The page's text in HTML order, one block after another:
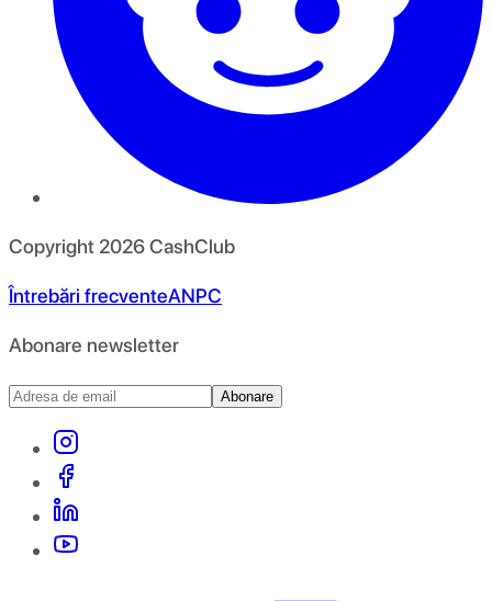
Copyright 2026CashClub
Întrebări frecventeANPC
Abonare newsletter
Abonare